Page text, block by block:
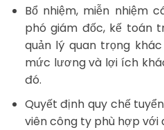
Bổ nhiệm, miễn nhiệm
phó giám đốc, kế toán
quản lý quan trọng
mức lương và lợi ích
đó.
Quyết định quy chế
viên công ty phù hợp với